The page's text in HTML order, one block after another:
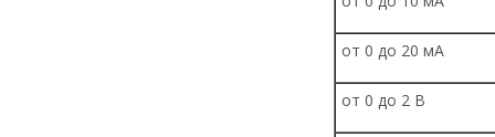
от 0 до 20 мА
от 0 до 2 В